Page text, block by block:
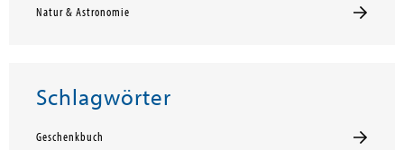
Natur & Astronomie
Schlagwörter
Geschenkbuch